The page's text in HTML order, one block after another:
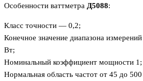
Особенности ваттметра Д5088:
Класс точности — 0,2;
Конечное значение диапазона
Вт;
Номинальный коэффициент мощности 1;
Нормальная область частот от 45 до